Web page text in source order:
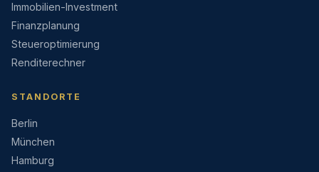
Immobilien-Investment
Finanzplanung
Steueroptimierung
Renditerechner
STANDORTE
Berlin
München
Hamburg